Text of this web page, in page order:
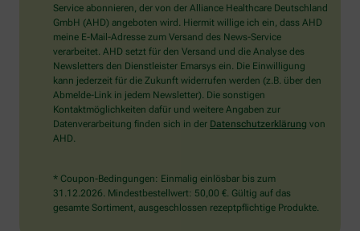
Dann
wählen
Sie
bitte
die
Flagge.
Service abonnieren, der von der Alliance Healthcare Deutschland
GmbH (AHD) angeboten wird. Hiermit willige ich ein, dass AHD
meine E-Mail-Adresse zum Versand des News-Service
verarbeitet. AHD setzt für den Versand und die Analyse des
Newsletters den Dienstleister Emarsys ein. Die Einwilligung
kann jederzeit für die Zukunft widerrufen werden (z.B. über den
Abmelde-Link in jedem Newsletter). Die sonstigen
Kontaktmöglichkeiten dafür und weitere Angaben zur
Datenverarbeitung finden sich in der Datenschutzerklärung von
AHD.
* Coupon-Bedingungen: Einmalig einlösbar bis zum
31.12.2026. Mindestbestellwert: 50,00 €. Gültig auf das
gesamte Sortiment, ausgeschlossen rezeptpflichtige Produkte.